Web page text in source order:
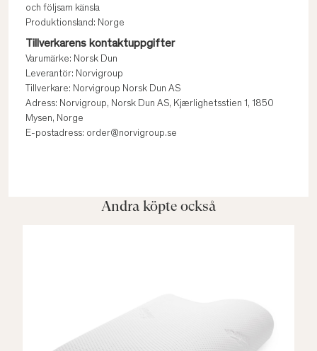
och följsam känsla
Produktionsland: Norge
Tillverkarens kontaktuppgifter
Varumärke: Norsk Dun
Leverantör: Norvigroup
Tillverkare: Norvigroup Norsk Dun AS
Adress: Norvigroup, Norsk Dun AS, Kjærlighetsstien 1, 1850
Mysen, Norge
E-postadress: order@norvigroup.se
Andra köpte också